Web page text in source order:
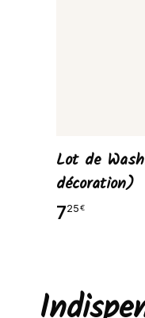
Lot de
décoration)
725 €